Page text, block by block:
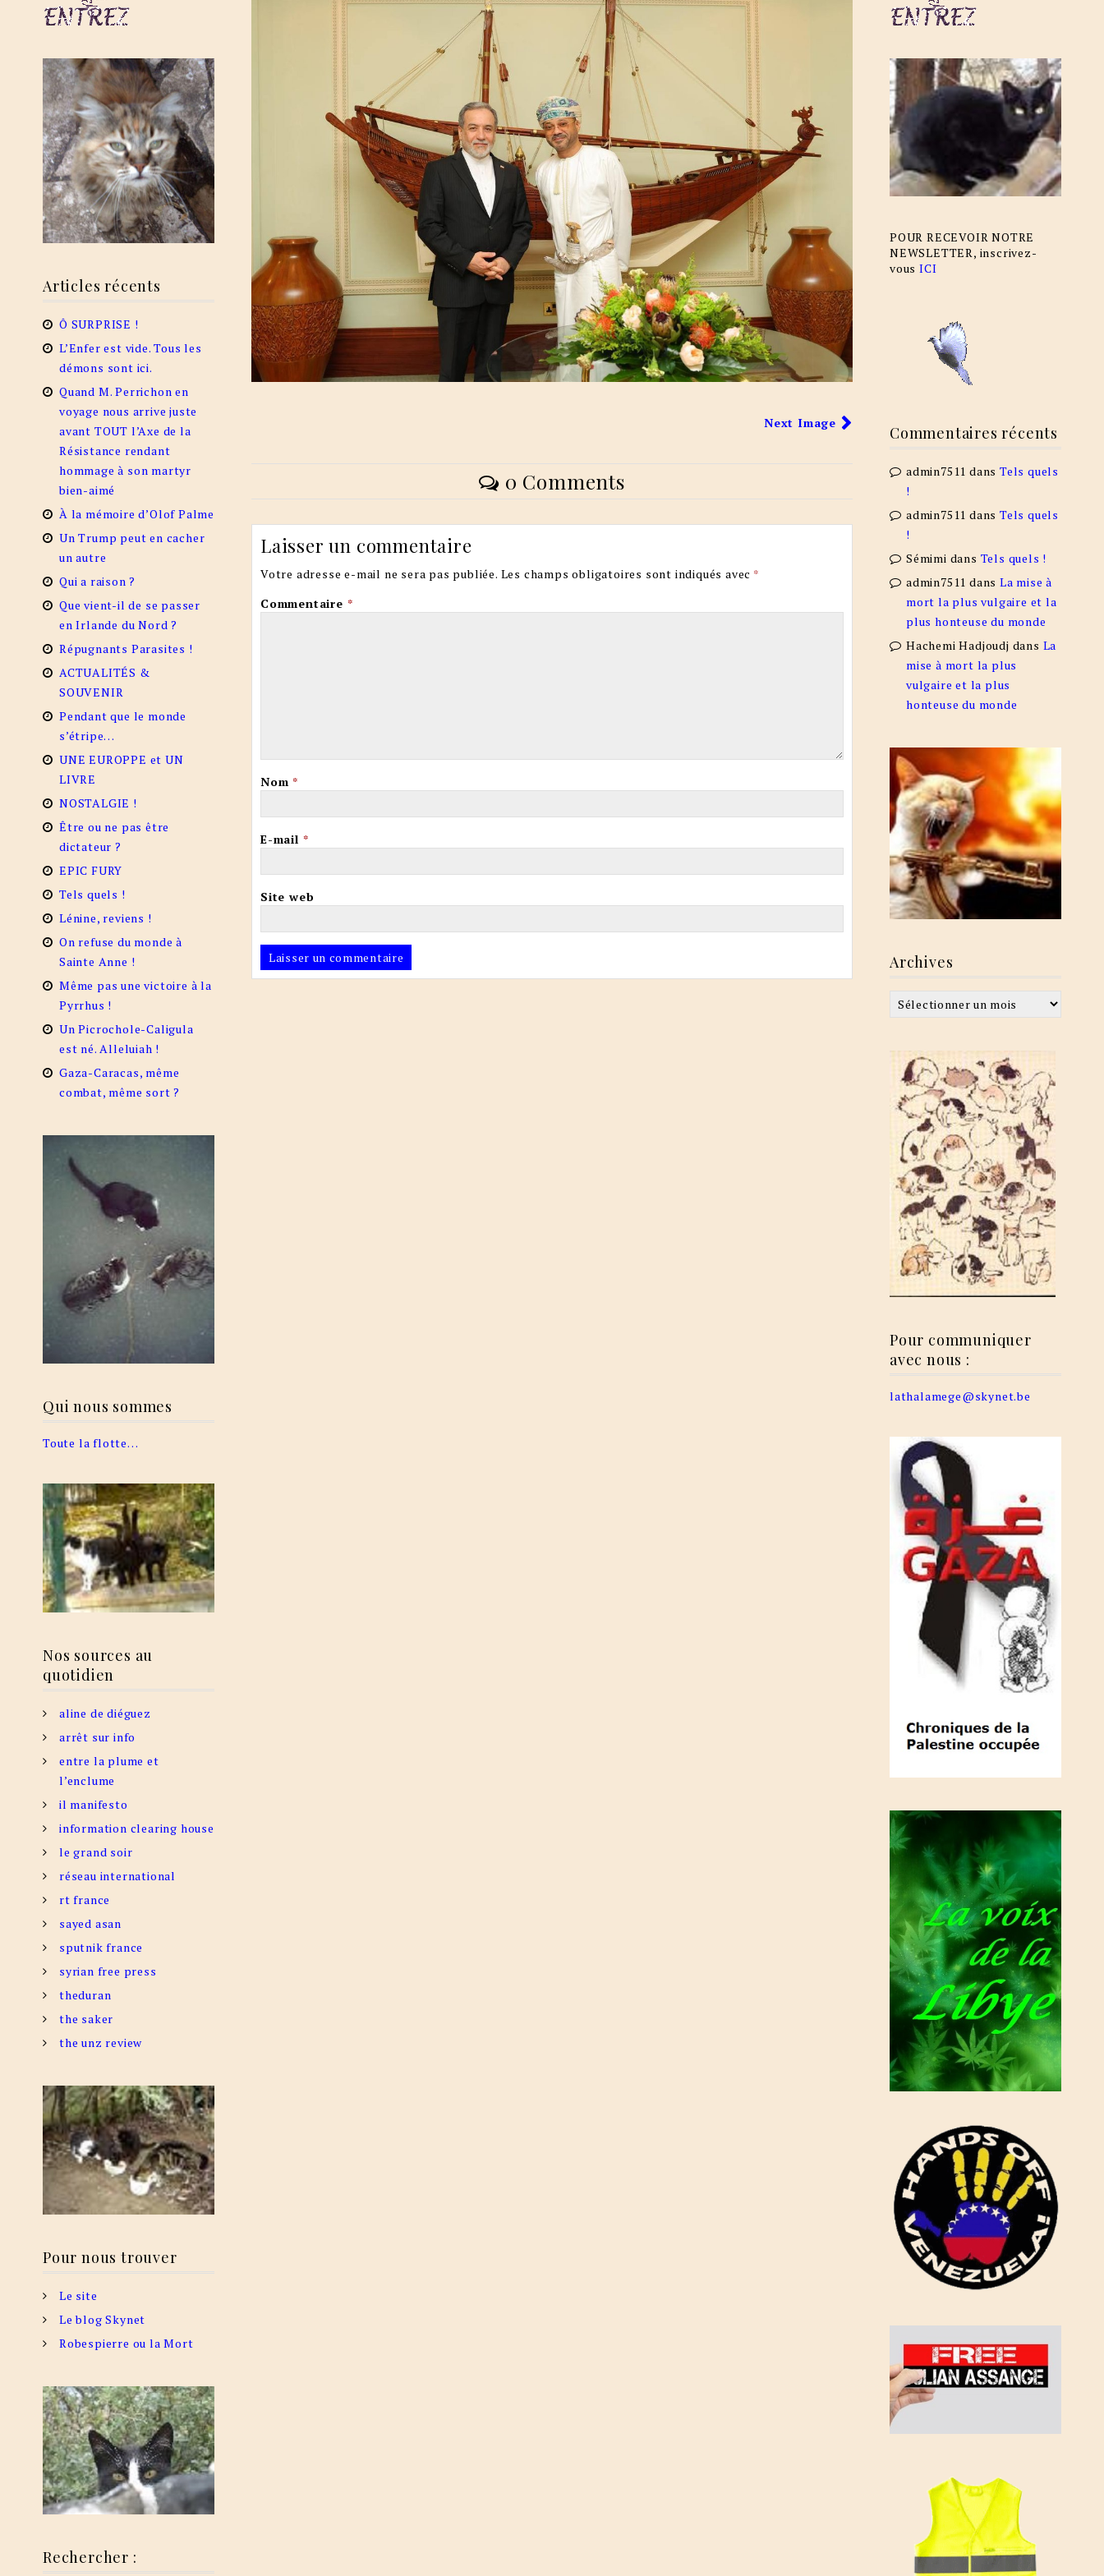
Next Image
0 Comments
Laisser un commentaire
Votre adresse e-mail ne sera pas publiée. Les champs obligatoires sont indiqués avec *
Commentaire *
Nom*
E-mail *
Site web
Articles récents
Ô SURPRISE !
L’Enfer est vide. Tous les
démons sont ici.
Quand M. Perrichon en
voyage nous arrive juste
avant TOUT l’Axe de la
Résistance rendant
hommage à son martyr
bien-aimé
À la mémoire d’Olof Palme
Un Trump peut en cacher
un autre
Qui a raison ?
Que vient-il de se passer
en Irlande du Nord ?
Répugnants Parasites !
ACTUALITÉS &
SOUVENIR
Pendant que le monde
s’étripe…
UNE EUROPPE et UN
LIVRE
NOSTALGIE !
Être ou ne pas être
dictateur ?
EPIC FURY
Tels quels !
Lénine, reviens !
On refuse du monde à
Sainte Anne !
Même pas une victoire à la
Pyrrhus !
Un Picrochole-Caligula
est né. Alleluiah !
Gaza-Caracas, même
combat, même sort ?
Qui nous sommes
Toute la flotte…
Nos sources au
quotidien
aline de diéguez
arrêt sur info
entre la plume et
l’enclume
il manifesto
information clearing house
le grand soir
réseau international
rt france
sayed asan
sputnik france
syrian free press
theduran
the saker
the unz review
Pour nous trouver
Le site
Le blog Skynet
Robespierre ou la Mort
Rechercher :
POUR RECEVOIR NOTRE
NEWSLETTER, inscrivez-
vous ICI
Commentaires récents
admin7511 dansTels quels
!
admin7511 dansTels quels
!
Sémimi dans Tels quels !
admin7511 dansLa mise à
mort la plus vulgaire et la
plus honteuse du monde
Hachemi Hadjoudj dans La
mise à mort la plus
vulgaire et la plus
honteuse du monde
Archives
Archives
Pour communiquer
avec nous :
lathalamege@skynet.be